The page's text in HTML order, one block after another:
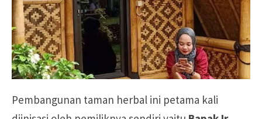
Pembangunan taman herbal ini petama kali